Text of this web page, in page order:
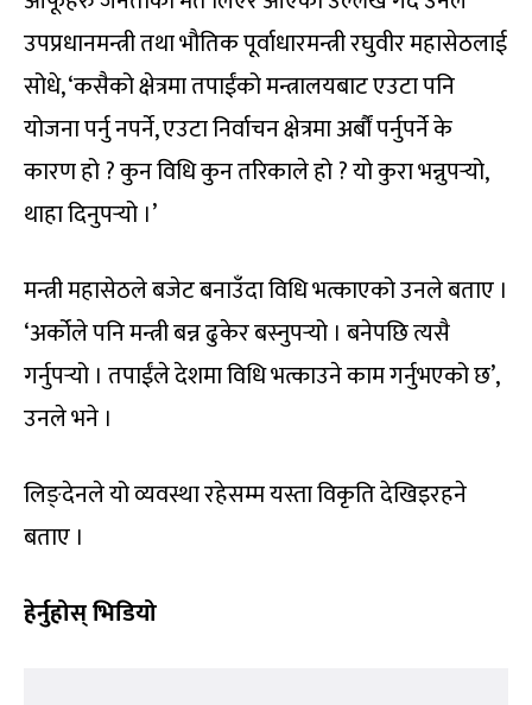
उपप्रधानमन्त्री तथा भौतिक पूर्वाधारमन्त्री रघुवीर महासेठलाई
सोधे, ‘कसैको क्षेत्रमा तपाईंको मन्त्रालयबाट एउटा पनि
योजना पर्नु नपर्ने, एउटा निर्वाचन क्षेत्रमा अर्बौं पर्नुपर्ने के
कारण हो ? कुन विधि कुन तरिकाले हो ? यो कुरा भन्नुपर्‍यो,
थाहा दिनुपर्‍यो ।’
मन्त्री महासेठले बजेट बनाउँदा विधि भत्काएको उनले बताए ।
‘अर्कोले पनि मन्त्री बन्न ढुकेर बस्नुपर्‍यो । बनेपछि त्यसै
गर्नुपर्‍यो । तपाईंले देशमा विधि भत्काउने काम गर्नुभएको छ’,
उनले भने ।
लिङ्देनले यो व्यवस्था रहेसम्म यस्ता विकृति देखिइरहने
बताए ।
हेर्नुहोस् भिडियो